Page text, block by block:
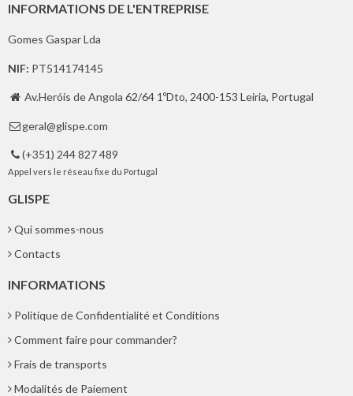
INFORMATIONS DE L'ENTREPRISE
Gomes Gaspar Lda
NIF: PT514174145
 Av.Heróis de Angola 62/64 1ºDto, 2400-153 Leiria, Portugal
 geral@glispe.com
 (+351) 244 827 489
Appel vers le réseau fixe du Portugal
GLISPE
Qui sommes-nous
Contacts
INFORMATIONS
Politique de Confidentialité et Conditions
Comment faire pour commander?
Frais de transports
Modalités de Paiement